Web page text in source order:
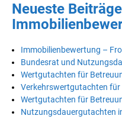
Neueste Beiträge
Immobilienbewertung –
Bundesrat und
Wertgutachten für
Verkehrswertgutachten für
Wertgutachten für
Nutzungsdauergutachten